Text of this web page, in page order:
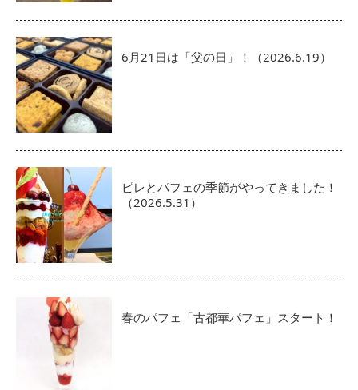
6月21日は「父の日」！（2026.6.19）
ピレとパフェの季節がやってきました！
（2026.5.31）
春のパフェ「古都華パフェ」スタート！